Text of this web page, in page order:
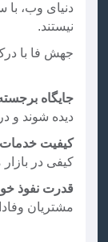
دنیای وب،
نیستند.
جهش فا با
جایگاه
دیده شوند و
کیفیت خدمات
کیفی در
قدرت نفوذ
مشتریان